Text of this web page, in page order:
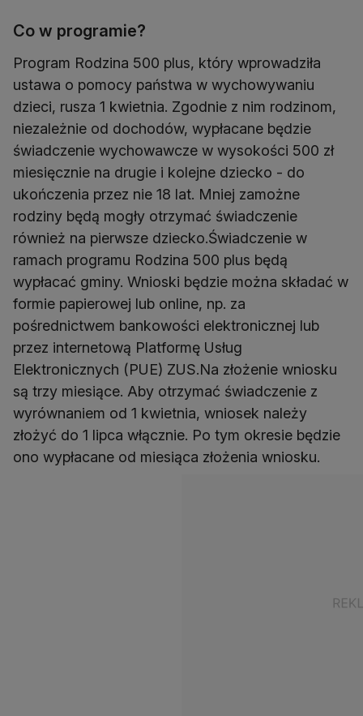
Co w programie?
Program Rodzina 500 plus, który wprowadziła
ustawa o pomocy państwa w wychowywaniu
dzieci, rusza 1 kwietnia. Zgodnie z nim rodzinom,
niezależnie od dochodów, wypłacane będzie
świadczenie wychowawcze w wysokości 500 zł
miesięcznie na drugie i kolejne dziecko - do
ukończenia przez nie 18 lat. Mniej zamożne
rodziny będą mogły otrzymać świadczenie
również na pierwsze dziecko.Świadczenie w
ramach programu Rodzina 500 plus będą
wypłacać gminy. Wnioski będzie można składać w
formie papierowej lub online, np. za
pośrednictwem bankowości elektronicznej lub
przez internetową Platformę Usług
Elektronicznych (PUE) ZUS.Na złożenie wniosku
są trzy miesiące. Aby otrzymać świadczenie z
wyrównaniem od 1 kwietnia, wniosek należy
złożyć do 1 lipca włącznie. Po tym okresie będzie
ono wypłacane od miesiąca złożenia wniosku.